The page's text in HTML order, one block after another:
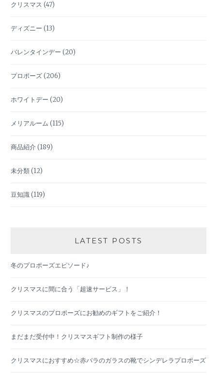
クリスマス (47)
ディズニー (13)
バレンタインデー (20)
プロポーズ(206)
ホワイトデー (20)
メリアルーム (115)
商品紹介 (189)
未分類(12)
豆知識(119)
LATEST POSTS
冬のプロポーズエピソード♪
クリスマスに間に合う「超速サービス」！
クリスマスのプロポーズにお勧めのギフトをご紹介！
まだまだ受付中！クリスマスギフト制作の様子
クリスマスにおすすめ☆赤バラのガラスの靴でシンデレラプロポーズ